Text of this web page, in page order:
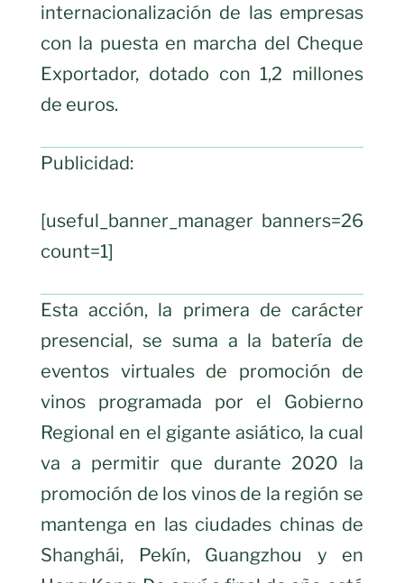
internacionalización de las empresas
con la puesta en marcha del Cheque
Exportador, dotado con 1,2 millones
de euros.
Publicidad:
[useful_banner_manager banners=26
count=1]
Esta acción, la primera de carácter
presencial, se suma a la batería de
eventos virtuales de promoción de
vinos programada por el Gobierno
Regional en el gigante asiático, la cual
va a permitir que durante 2020 la
promoción de los vinos de la región se
mantenga en las ciudades chinas de
Shanghái, Pekín, Guangzhou y en